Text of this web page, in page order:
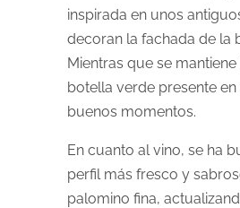
inspirada en unos
decoran la fachada de la
Mientras que se
botella verde presente en
buenos momentos.
En cuanto al vino, se ha
perfil más fresco y
palomino fina,